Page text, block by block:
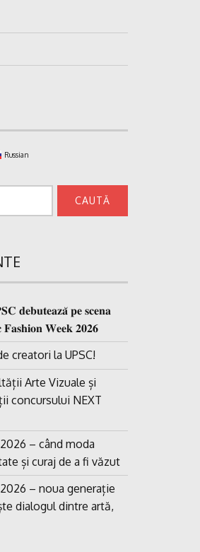
Russian
𝐝𝐞𝐛𝐮𝐭𝐞𝐚𝐳𝐚̆ 𝐩𝐞 𝐬𝐜𝐞𝐧𝐚
𝐅𝐚𝐬𝐡𝐢𝐨𝐧 𝐖𝐞𝐞𝐤 𝟐𝟎𝟐𝟔
creatori la UPSC!
Arte Vizuale și
concursului NEXT
– când moda
și curaj de a fi văzut
– noua generație
dialogul dintre artă,